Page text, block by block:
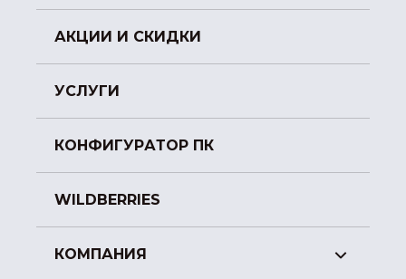
АКЦИИ И СКИДКИ
УСЛУГИ
КОНФИГУРАТОР ПК
WILDBERRIES
КОМПАНИЯ